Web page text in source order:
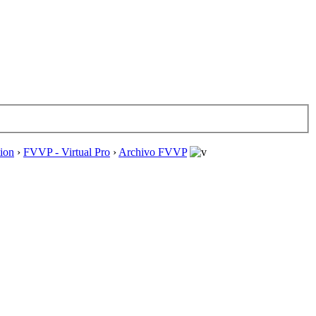
› FVVP - Virtual Pro › Archivo FVVP